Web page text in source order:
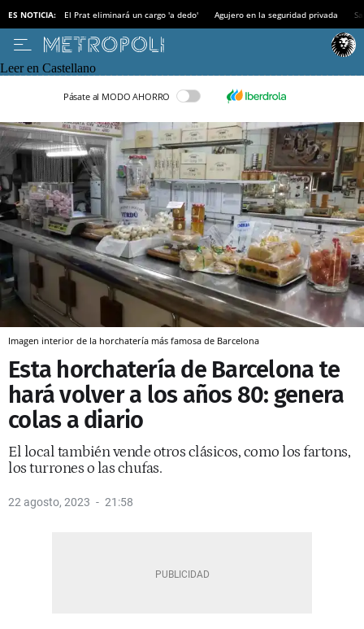
ES NOTICIA: El Prat eliminará un cargo 'a dedo' Agujero en la seguridad privada
Leer en Castellano
Pásate al MODO AHORRO
Imagen interior de la horchatería más famosa de Barcelona
Esta horchatería de Barcelona te
hará volver a los años 80: genera
colas a diario
El local también vende otros clásicos, como los fartons,
los turrones o las chufas.
22 agosto, 2023 21:58